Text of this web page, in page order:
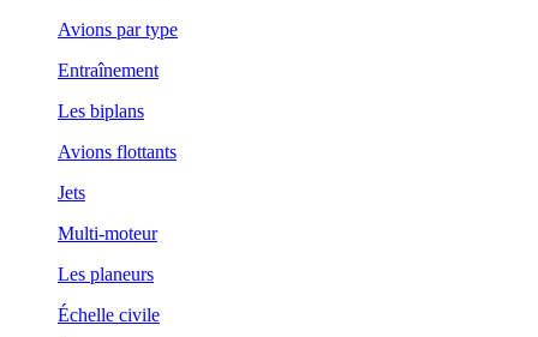
Avions par type
Entraînement
Les biplans
Avions flottants
Jets
Multi-moteur
Les planeurs
Échelle civile